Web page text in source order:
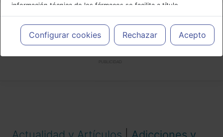
información técnica de los fármacos se facilita a título
meramente informativo, siendo responsabilidad de los
profesionales facultados prescribir medicamentos y decidir, en
cada caso concreto, el tratamiento más adecuado a las
necesidades del paciente.
Configurar cookies Rechazar Acepto